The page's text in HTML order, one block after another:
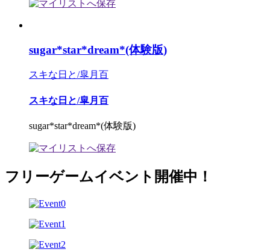
sugar*star*dream*(体験版)
スキな日と/皐月百
スキな日と/皐月百
sugar*star*dream*(体験版)
フリーゲームイベント開催中！